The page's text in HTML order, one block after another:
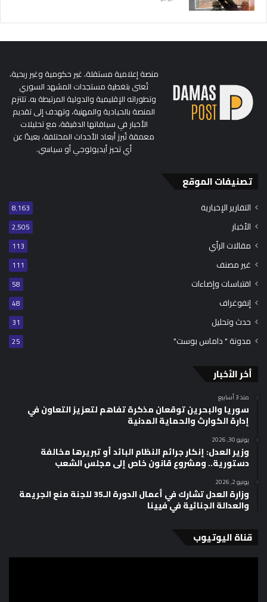
منصة إعلامية مستقلة، غير حكومية وغير ربحية،
تُعنى بتغطية مستجدات المشهد السوري
وتطوراته الإقليمية والدولية المرتبطة به. تلتزم
المنصة بالحيادية والمهنية، وتهدف إلى تقديم
الأخبار في سياقاتها الدقيقة، مع تحليلات
معمقة تُبرز أبعاد الأحداث المختلفة، بعيدًا عن
أي تحيز أيديولوجي أو سياسي.
تصنيفات الموقع
التقارير الإخبارية 8٬163
الأخبار 2٬505
مقالات الرأي 113
غير مصنف 111
اقتباسات وإضاءات 58
إنفوغراف 48
حدث وتحليل 31
مدونة " داماس بوست" 25
أخر الأخبار
منذ 3 أسابيع
سوريا والبحرين توقعان مذكرة تفاهم لتعزيز التعاون في
إدارة الكوارث والحماية المدنية
يونيو 30, 2026
وزير العدل: إنكار جرائم النظام البائد أو تبريرها مخالفة
دستورية.. ومشروع قانون خاص إلى مجلس الشعب
يونيو 2, 2026
وزارة العدل تشارك في أعمال الدورة الـ35 للجنة منع الجريمة
والعدالة الجنائية في فيينا
قناة اليوتيوب